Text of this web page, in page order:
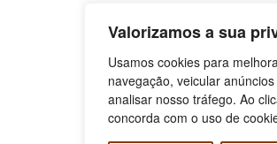
Valorizamos a sua
Usamos cookies para
navegação, veicular
analisar nosso tráfego. Ao
concorda com o uso de